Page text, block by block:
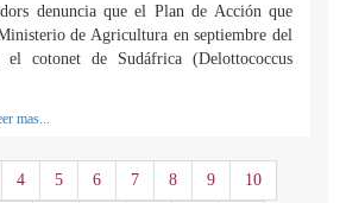
denuncia que el Plan de Acción que
de Agricultura en septiembre del
el cotonet de Sudáfrica (Delottococcus
mas...
4 5 6 7 8 9 10